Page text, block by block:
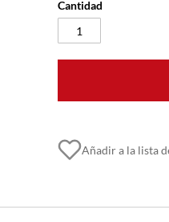
Cantidad
Añadir a la lista